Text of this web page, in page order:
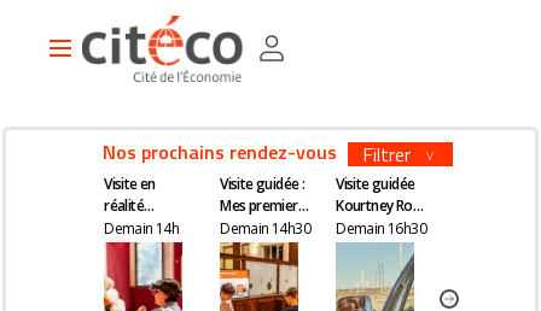
Main
Nos prochains rendez-vous Filtrer
Visite en
réalité
augmentée
Demain 14h
Visite guidée :
Mes premiers
pas en
économie
Demain 14h30
Visite guidée
Kourtney Roy -
All Inclusive
Demain 16h30
Panneau de gestion des cookies